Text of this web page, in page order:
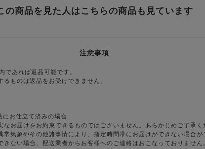
の商品を見た人はこちらの商品も見ています
注意事項
であれば返品可能です。
ものは返品をお受けできません。
にお仕立て済みの場合
なお届けをお約束できるものではございません。あらかじめご了承く
常気象やその他諸事情により、指定時間帯にお届けができない場合
ない場合、配送業者からお客様へのご連絡はおこなっておりません